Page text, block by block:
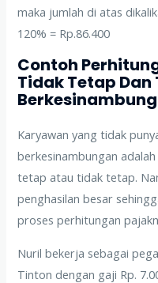
maka jumlah di atas
120% = Rp.86.400
Contoh
Tidak Tetap Dan
Karyawan yang tidak
berkesinambungan
tetap atau tidak tetap.
penghasilan besar
proses perhitungan
Nuril bekerja sebagai
Tinton dengan gaji Rp.